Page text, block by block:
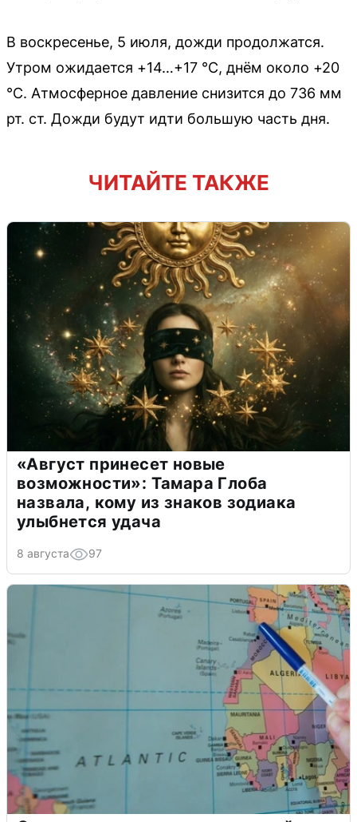
В воскресенье, 5 июля, дожди продолжатся.
Утром ожидается +14…+17 °C, днём около +20
°C. Атмосферное давление снизится до 736 мм
рт. ст. Дожди будут идти большую часть дня.
ЧИТАЙТЕ ТАКЖЕ
«Август принесет новые
возможности»: Тамара Глоба
назвала, кому из знаков зодиака
улыбнется удача
8 августа 97